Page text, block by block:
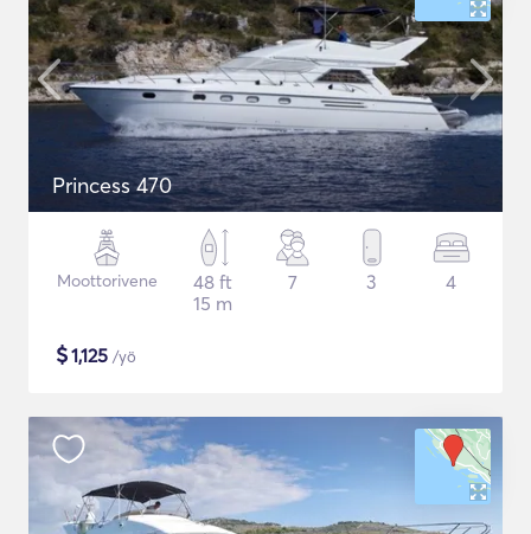
Princess 470
Moottorivene
48 ft
15 m
7 3 4
$1,125 /yö